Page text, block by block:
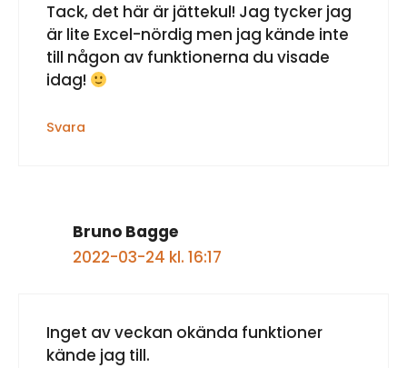
Tack, det här är jättekul! Jag tycker jag
är lite Excel-nördig men jag kände inte
till någon av funktionerna du visade
idag!
Svara
Bruno Bagge
2022-03-24 kl. 16:17
Inget av veckan okända funktioner
kände jag till.